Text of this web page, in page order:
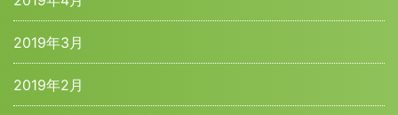
2019年3月
2019年2月